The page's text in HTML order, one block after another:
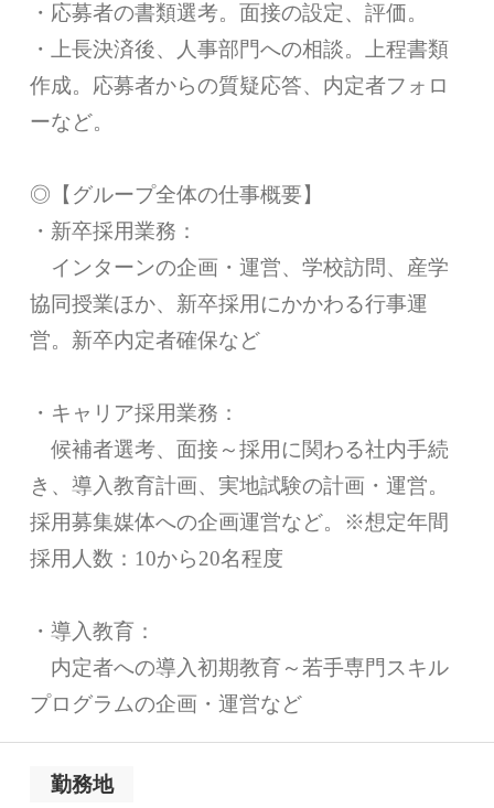
・応募者の書類選考。面接の設定、評価。
・上長決済後、人事部門への相談。上程書類
作成。応募者からの質疑応答、内定者フォロ
ーなど。
◎【グループ全体の仕事概要】
・新卒採用業務：
インターンの企画・運営、学校訪問、産学
協同授業ほか、新卒採用にかかわる行事運
営。新卒内定者確保など
・キャリア採用業務：
候補者選考、面接～採用に関わる社内手続
き、導入教育計画、実地試験の計画・運営。
採用募集媒体への企画運営など。※想定年間
採用人数：10から20名程度
・導入教育：
内定者への導入初期教育～若手専門スキル
プログラムの企画・運営など
勤務地